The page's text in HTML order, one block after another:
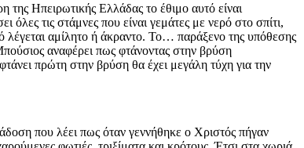
Ηπειρωτικής Ελλάδας το έθιμο αυτό είναι
τις στάμνες που είναι γεμάτες με νερό στο σπίτι,
λέγεται αμίλητο ή άκραντο. Το… παράξενο της υπόθεσης
αναφέρει πως φτάνοντας στην βρύση
πρώτη στην βρύση θα έχει μεγάλη τύχη για την
που λέει πως όταν γεννήθηκε ο Χριστός πήγαν